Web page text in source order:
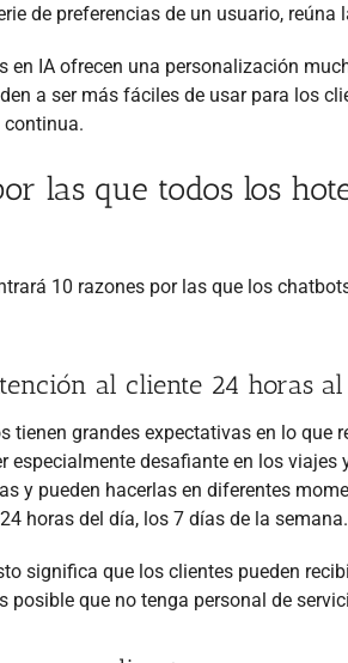
de preferencias de un usuario,
en IA ofrecen una personalización
a ser más fáciles de usar para los
continua.
las que todos los
10 razones por las que los
al cliente 24 horas
tienen grandes expectativas en lo
especialmente desafiante en los viajes
y pueden hacerlas en diferentes
horas del día, los 7 días de la semana.
significa que los clientes pueden
posible que no tenga personal de